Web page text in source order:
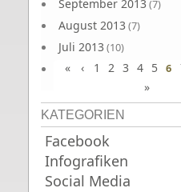
September 2013 (7)
August 2013 (7)
Juli 2013 (10)
Juni 2013(10)
« ‹ 1 2 3 4 5 6
»
KATEGORIEN
Facebook
Infografiken
Social Media